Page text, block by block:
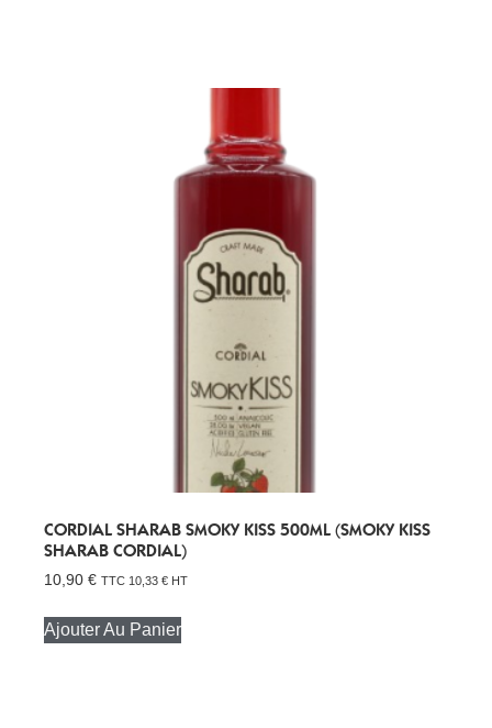
CORDIAL SHARAB SMOKY KISS 500ML (SMOKY KISS
SHARAB CORDIAL)
10,90 € TTC 10,33 € HT
Ajouter Au Panier